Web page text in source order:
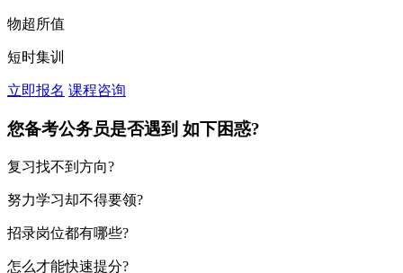
物超所值
短时集训
立即报名 课程咨询
您备考公务员是否遇到 如下困惑?
复习找不到方向?
努力学习却不得要领?
招录岗位都有哪些?
怎么才能快速提分?